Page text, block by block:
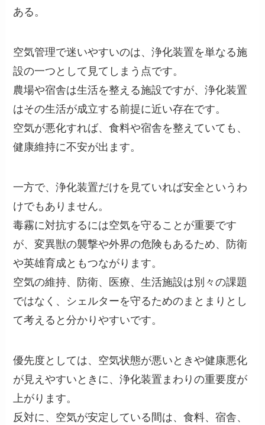
ある。
空気管理で迷いやすいのは、浄化装置を単なる施
設の一つとして見てしまう点です。
農場や宿舎は生活を整える施設ですが、浄化装置
はその生活が成立する前提に近い存在です。
空気が悪化すれば、食料や宿舎を整えていても、
健康維持に不安が出ます。
一方で、浄化装置だけを見ていれば安全というわ
けでもありません。
毒霧に対抗するには空気を守ることが重要です
が、変異獣の襲撃や外界の危険もあるため、防衛
や英雄育成ともつながります。
空気の維持、防衛、医療、生活施設は別々の課題
ではなく、シェルターを守るためのまとまりとし
て考えると分かりやすいです。
優先度としては、空気状態が悪いときや健康悪化
が見えやすいときに、浄化装置まわりの重要度が
上がります。
反対に、空気が安定している間は、食料、宿舎、